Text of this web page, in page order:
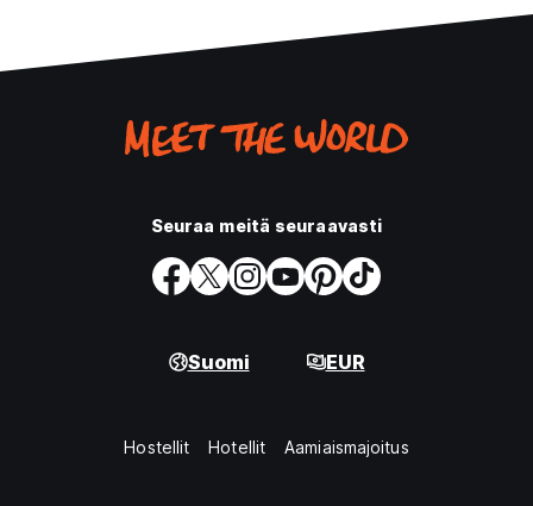
Seuraa meitä seuraavasti
Suomi EUR
Hostellit Hotellit Aamiaismajoitus